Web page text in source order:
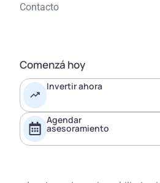
Contacto
Comenzá hoy
Invertir ahora
Agendar
asesoramiento